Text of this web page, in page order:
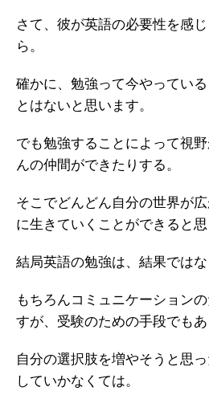
さて、彼が英語の必要性を感
ら。
確かに、勉強って今やってい
とはないと思います。
でも勉強することによって視
んの仲間ができたりする。
そこでどんどん自分の世界が
に生きていくことができると思
結局英語の勉強は、結果ではな
もちろんコミュニケーション
すが、受験のための手段でもあ
自分の選択肢を増やそうと思
していかなくては。